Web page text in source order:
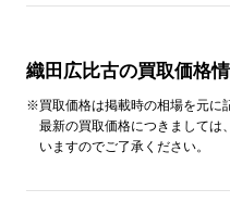
織田広比古の買取価格
※買取価格は掲載時の相場を元に
最新の買取価格につきましては
いますのでご了承ください。